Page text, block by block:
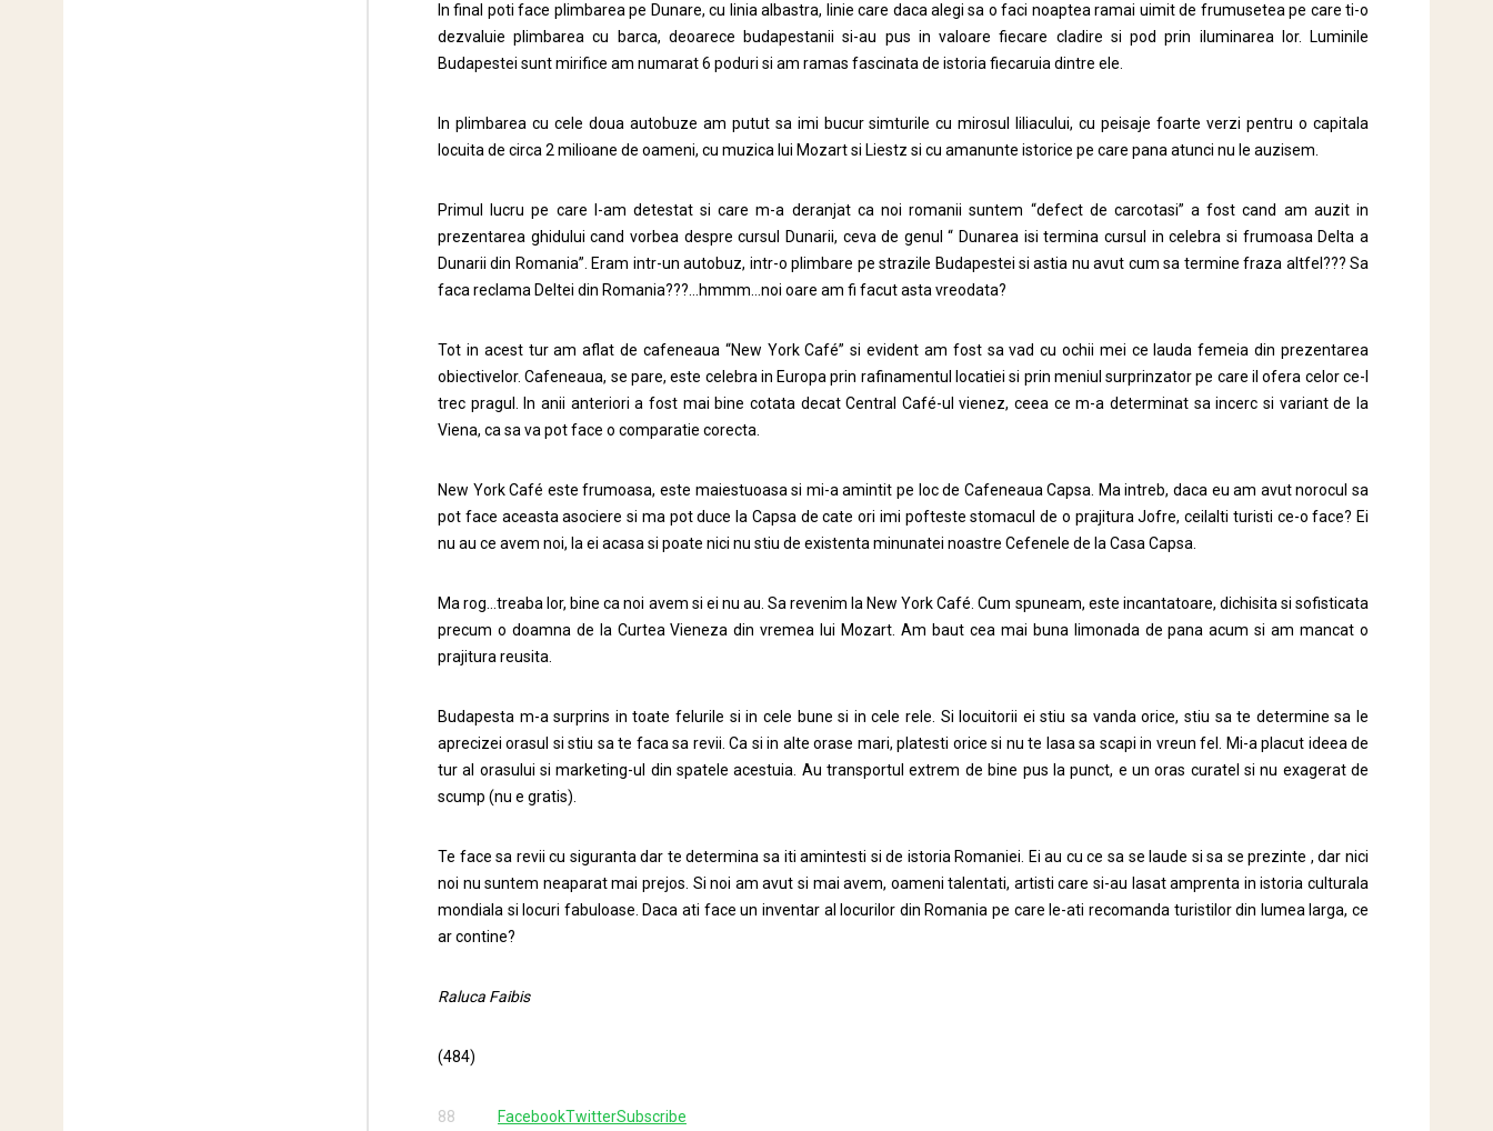
In final poti face plimbarea pe Dunare, cu linia albastra, linie care daca alegi sa o faci noaptea ramai uimit de frumusetea pe care ti-o
dezvaluie plimbarea cu barca, deoarece budapestanii si-au pus in valoare fiecare cladire si pod prin iluminarea lor. Luminile
Budapestei sunt mirifice am numarat 6 poduri si am ramas fascinata de istoria fiecaruia dintre ele.
In plimbarea cu cele doua autobuze am putut sa imi bucur simturile cu mirosul liliacului, cu peisaje foarte verzi pentru o capitala
locuita de circa 2 milioane de oameni, cu muzica lui Mozart si Liestz si cu amanunte istorice pe care pana atunci nu le auzisem.
Primul lucru pe care l-am detestat si care m-a deranjat ca noi romanii suntem “defect de carcotasi” a fost cand am auzit in
prezentarea ghidului cand vorbea despre cursul Dunarii, ceva de genul “ Dunarea isi termina cursul in celebra si frumoasa Delta a
Dunarii din Romania”. Eram intr-un autobuz, intr-o plimbare pe strazile Budapestei si astia nu avut cum sa termine fraza altfel??? Sa
faca reclama Deltei din Romania???…hmmm…noi oare am fi facut asta vreodata?
Tot in acest tur am aflat de cafeneaua “New York Café” si evident am fost sa vad cu ochii mei ce lauda femeia din prezentarea
obiectivelor. Cafeneaua, se pare, este celebra in Europa prin rafinamentul locatiei si prin meniul surprinzator pe care il ofera celor ce-I
trec pragul. In anii anteriori a fost mai bine cotata decat Central Café-ul vienez, ceea ce m-a determinat sa incerc si variant de la
Viena, ca sa va pot face o comparatie corecta.
New York Café este frumoasa, este maiestuoasa si mi-a amintit pe loc de Cafeneaua Capsa. Ma intreb, daca eu am avut norocul sa
pot face aceasta asociere si ma pot duce la Capsa de cate ori imi pofteste stomacul de o prajitura Jofre, ceilalti turisti ce-o face? Ei
nu au ce avem noi, la ei acasa si poate nici nu stiu de existenta minunatei noastre Cefenele de la Casa Capsa.
Ma rog…treaba lor, bine ca noi avem si ei nu au. Sa revenim la New York Café. Cum spuneam, este incantatoare, dichisita si sofisticata
precum o doamna de la Curtea Vieneza din vremea lui Mozart. Am baut cea mai buna limonada de pana acum si am mancat o
prajitura reusita.
Budapesta m-a surprins in toate felurile si in cele bune si in cele rele. Si locuitorii ei stiu sa vanda orice, stiu sa te determine sa le
aprecizei orasul si stiu sa te faca sa revii. Ca si in alte orase mari, platesti orice si nu te lasa sa scapi in vreun fel. Mi-a placut ideea de
tur al orasului si marketing-ul din spatele acestuia. Au transportul extrem de bine pus la punct, e un oras curatel si nu exagerat de
scump (nu e gratis).
Te face sa revii cu siguranta dar te determina sa iti amintesti si de istoria Romaniei. Ei au cu ce sa se laude si sa se prezinte , dar nici
noi nu suntem neaparat mai prejos. Si noi am avut si mai avem, oameni talentati, artisti care si-au lasat amprenta in istoria culturala
mondiala si locuri fabuloase. Daca ati face un inventar al locurilor din Romania pe care le-ati recomanda turistilor din lumea larga, ce
ar contine?
Raluca Faibis
(484)
88 FacebookTwitterSubscribe